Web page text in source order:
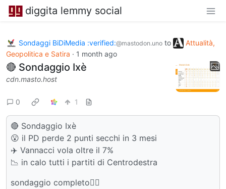
diggita lemmy social
Sondaggi BiDiMedia :verified:@mastodon.uno to
Attualità,
Geopolitica e Satira · 1 month ago
🔴 Sondaggio Ixè
cdn.masto.host
0 1
🔴 Sondaggio Ixè
😮 il PD perde 2 punti secchi in 3 mesi
✈️ Vannacci vola oltre il 7%
📉 in calo tutti i partiti di Centrodestra
sondaggio completo👇🏻